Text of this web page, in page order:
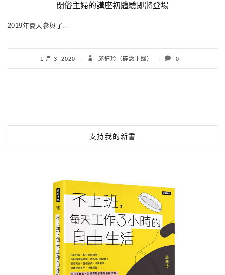
閉俗主婦的講座初體驗即將登場
2019年夏天參與了…
1 月 3, 2020 邱鈺玲（碎念主婦） 0
支持我的新書